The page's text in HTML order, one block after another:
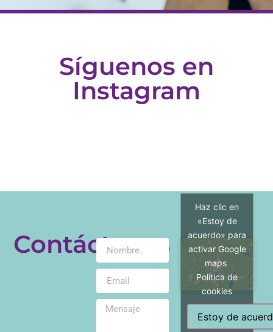
Síguenos en
Instagram
Contáctanos
Haz clic en
«Estoy de
acuerdo» para
activar Google
maps
Política de
cookies
Estoy de